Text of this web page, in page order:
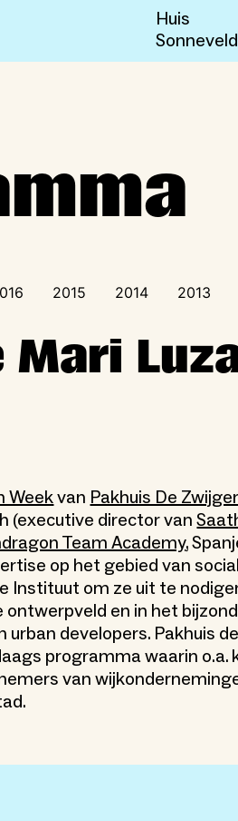
Huis
Sonneveld
2015 2014 2013
Mari
Weekvan Pakhuis De Zwijger
(executive director van
Team Academy,
op het gebied van
Instituut om ze uit te
en in het
developers. Pakhuis de
programma waarin o.a.
van